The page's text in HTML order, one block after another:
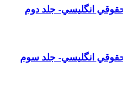
انگليسي- جلد دوم
حقوقي انگليسي- جلد سوم